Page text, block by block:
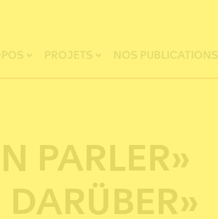
PROJETS NOS PUBLICATIONS
PARLER»